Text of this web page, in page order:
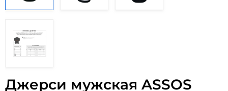
Джерси мужская ASSOS